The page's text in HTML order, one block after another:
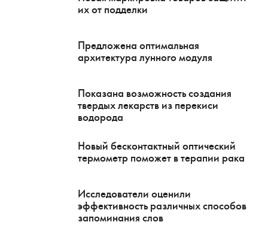
их от подделки
Предложена оптимальная
архитектура лунного модуля
Показана возможность создания
твердых лекарств из перекиси
водорода
Новый бесконтактный оптический
термометр поможет в терапии рака
Исследователи оценили
эффективность различных способов
запоминания слов